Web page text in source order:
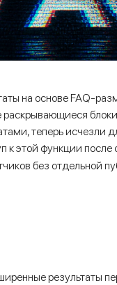
на основе FAQ-
теперь исчезли
к этой функции
без отдельной
результаты